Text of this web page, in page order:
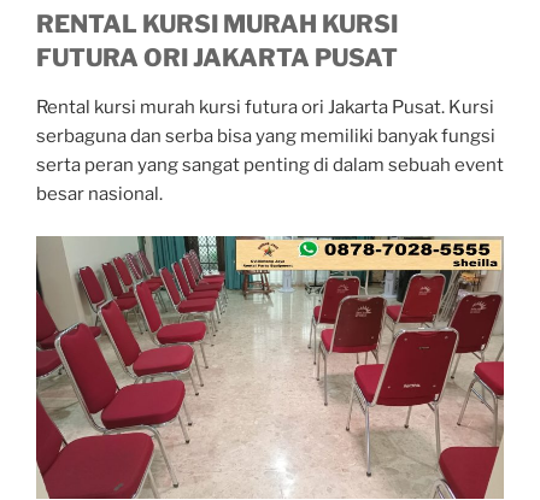
RENTAL KURSI MURAH KURSI
FUTURA ORI JAKARTA PUSAT
Rental kursi murah kursi futura ori Jakarta Pusat. Kursi
serbaguna dan serba bisa yang memiliki banyak fungsi
serta peran yang sangat penting di dalam sebuah event
besar nasional.